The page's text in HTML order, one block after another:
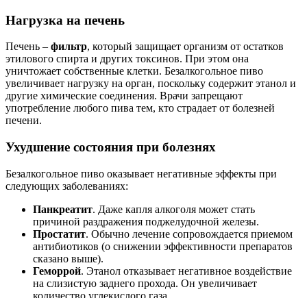
Нагрузка на печень
Печень – фильтр, который защищает организм от остатков
этилового спирта и других токсинов. При этом она
уничтожает собственные клетки. Безалкогольное пиво
увеличивает нагрузку на орган, поскольку содержит этанол и
другие химические соединения. Врачи запрещают
употребление любого пива тем, кто страдает от болезней
печени.
Ухудшение состояния при болезнях
Безалкогольное пиво оказывает негативные эффекты при
следующих заболеваниях:
Панкреатит. Даже капля алкоголя может стать
причиной раздражения поджелудочной железы.
Простатит. Обычно лечение сопровождается приемом
антибиотиков (о снижении эффективности препаратов
сказано выше).
Геморрой. Этанол отказывает негативное воздействие
на слизистую заднего прохода. Он увеличивает
количество углекислого газа.